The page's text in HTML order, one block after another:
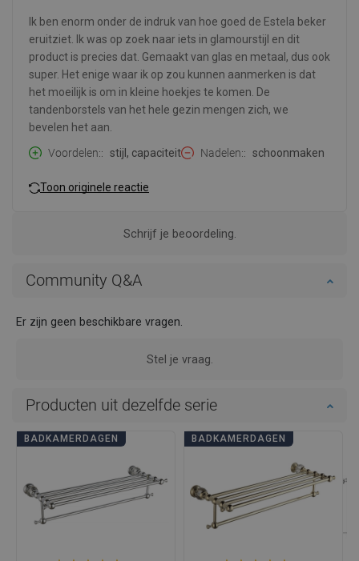
Ik ben enorm onder de indruk van hoe goed de Estela beker
eruitziet. Ik was op zoek naar iets in glamourstijl en dit
product is precies dat. Gemaakt van glas en metaal, dus ook
super. Het enige waar ik op zou kunnen aanmerken is dat
het moeilijk is om in kleine hoekjes te komen. De
tandenborstels van het hele gezin mengen zich, we
bevelen het aan.
Voordelen:
stijl, capaciteit Nadelen: schoonmaken
Toon originele reactie
Schrijf je beoordeling.
Community Q&A
Er zijn geen beschikbare vragen.
Stel je vraag.
Producten uit dezelfde serie
BADKAMERDAGEN BADKAMERDAGEN